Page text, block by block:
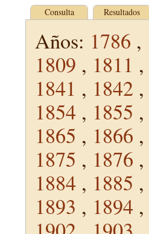
Consulta Resultados
Años: 1786 ,
1809 , 1811 ,
1841 , 1842 ,
1854 , 1855 ,
1865 , 1866 ,
1875 , 1876 ,
1884 , 1885 ,
1893 , 1894 ,